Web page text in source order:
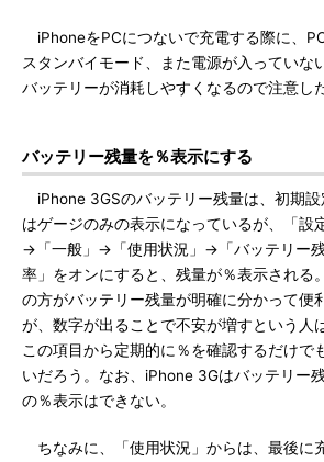
iPhoneをPCにつないで充電する際に、
スタンバイモード、また電源が入っていな
バッテリーが消耗しやすくなるので注意し
バッテリー残量を％表示にする
iPhone 3GSのバッテリー残量は、初期設
はゲージのみの表示になっているが、「設定
→「一般」→「使用状況」→「バッテリー
率」をオンにすると、残量が％表示される
の方がバッテリー残量が明確に分かって便
が、数字が出ることで不安が増すという人は
この項目から定期的に％を確認するだけで
いだろう。なお、iPhone 3Gはバッテリー
の％表示はできない。
ちなみに、「使用状況」からは、最後に